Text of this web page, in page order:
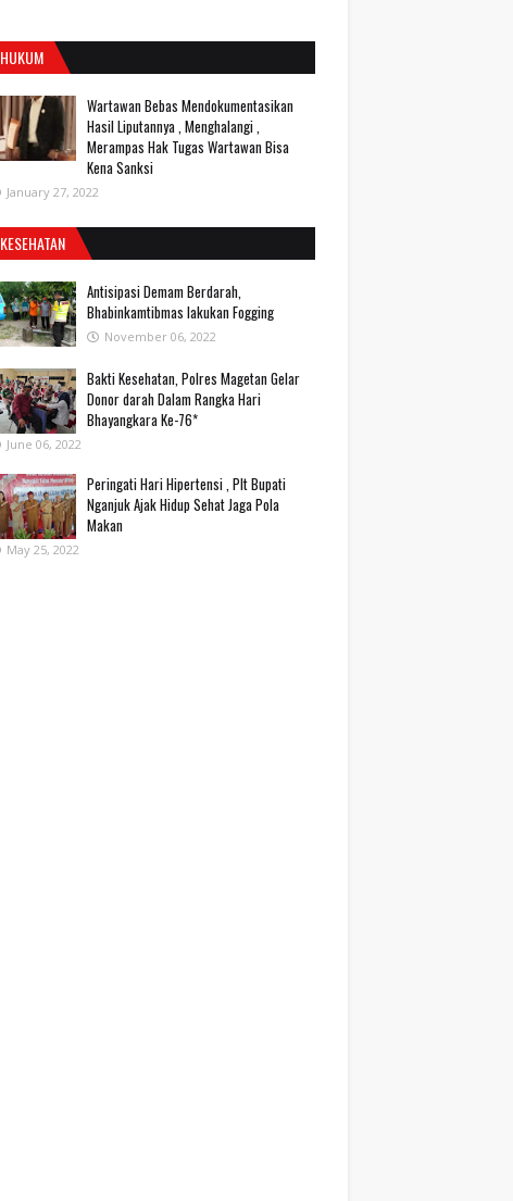
HUKUM
Wartawan Bebas Mendokumentasikan
Hasil Liputannya , Menghalangi ,
Merampas Hak Tugas Wartawan Bisa
Kena Sanksi
January 27, 2022
KESEHATAN
Antisipasi Demam Berdarah,
Bhabinkamtibmas lakukan Fogging
November 06, 2022
Bakti Kesehatan, Polres Magetan Gelar
Donor darah Dalam Rangka Hari
Bhayangkara Ke-76*
June 06, 2022
Peringati Hari Hipertensi , Plt Bupati
Nganjuk Ajak Hidup Sehat Jaga Pola
Makan
May 25, 2022